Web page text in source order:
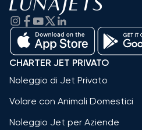
CHARTER JET PRIVATO
Noleggio di Jet Privato
Volare con Animali Domestici
Noleggio Jet per Aziende